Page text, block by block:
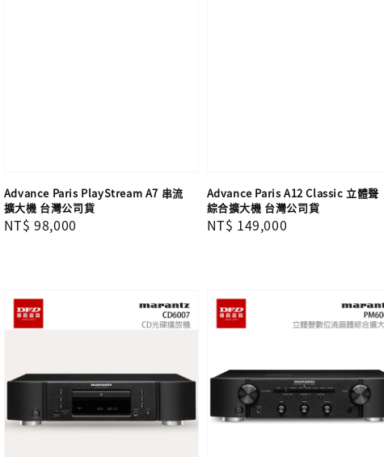
Advance Paris PlayStream A7 串流
擴大機 台灣公司貨
Regular
NT$ 98,000
Advance Paris A12 Classic 立體聲
綜合擴大機 台灣公司貨
Regular
NT$ 149,000